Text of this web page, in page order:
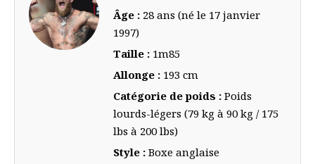
Âge : 28 ans (né le 17 janvier
1997)
Taille : 1m85
Allonge : 193 cm
Catégorie de poids : Poids
lourds-légers (79 kg à 90 kg / 175
lbs à 200 lbs)
Style : Boxe anglaise